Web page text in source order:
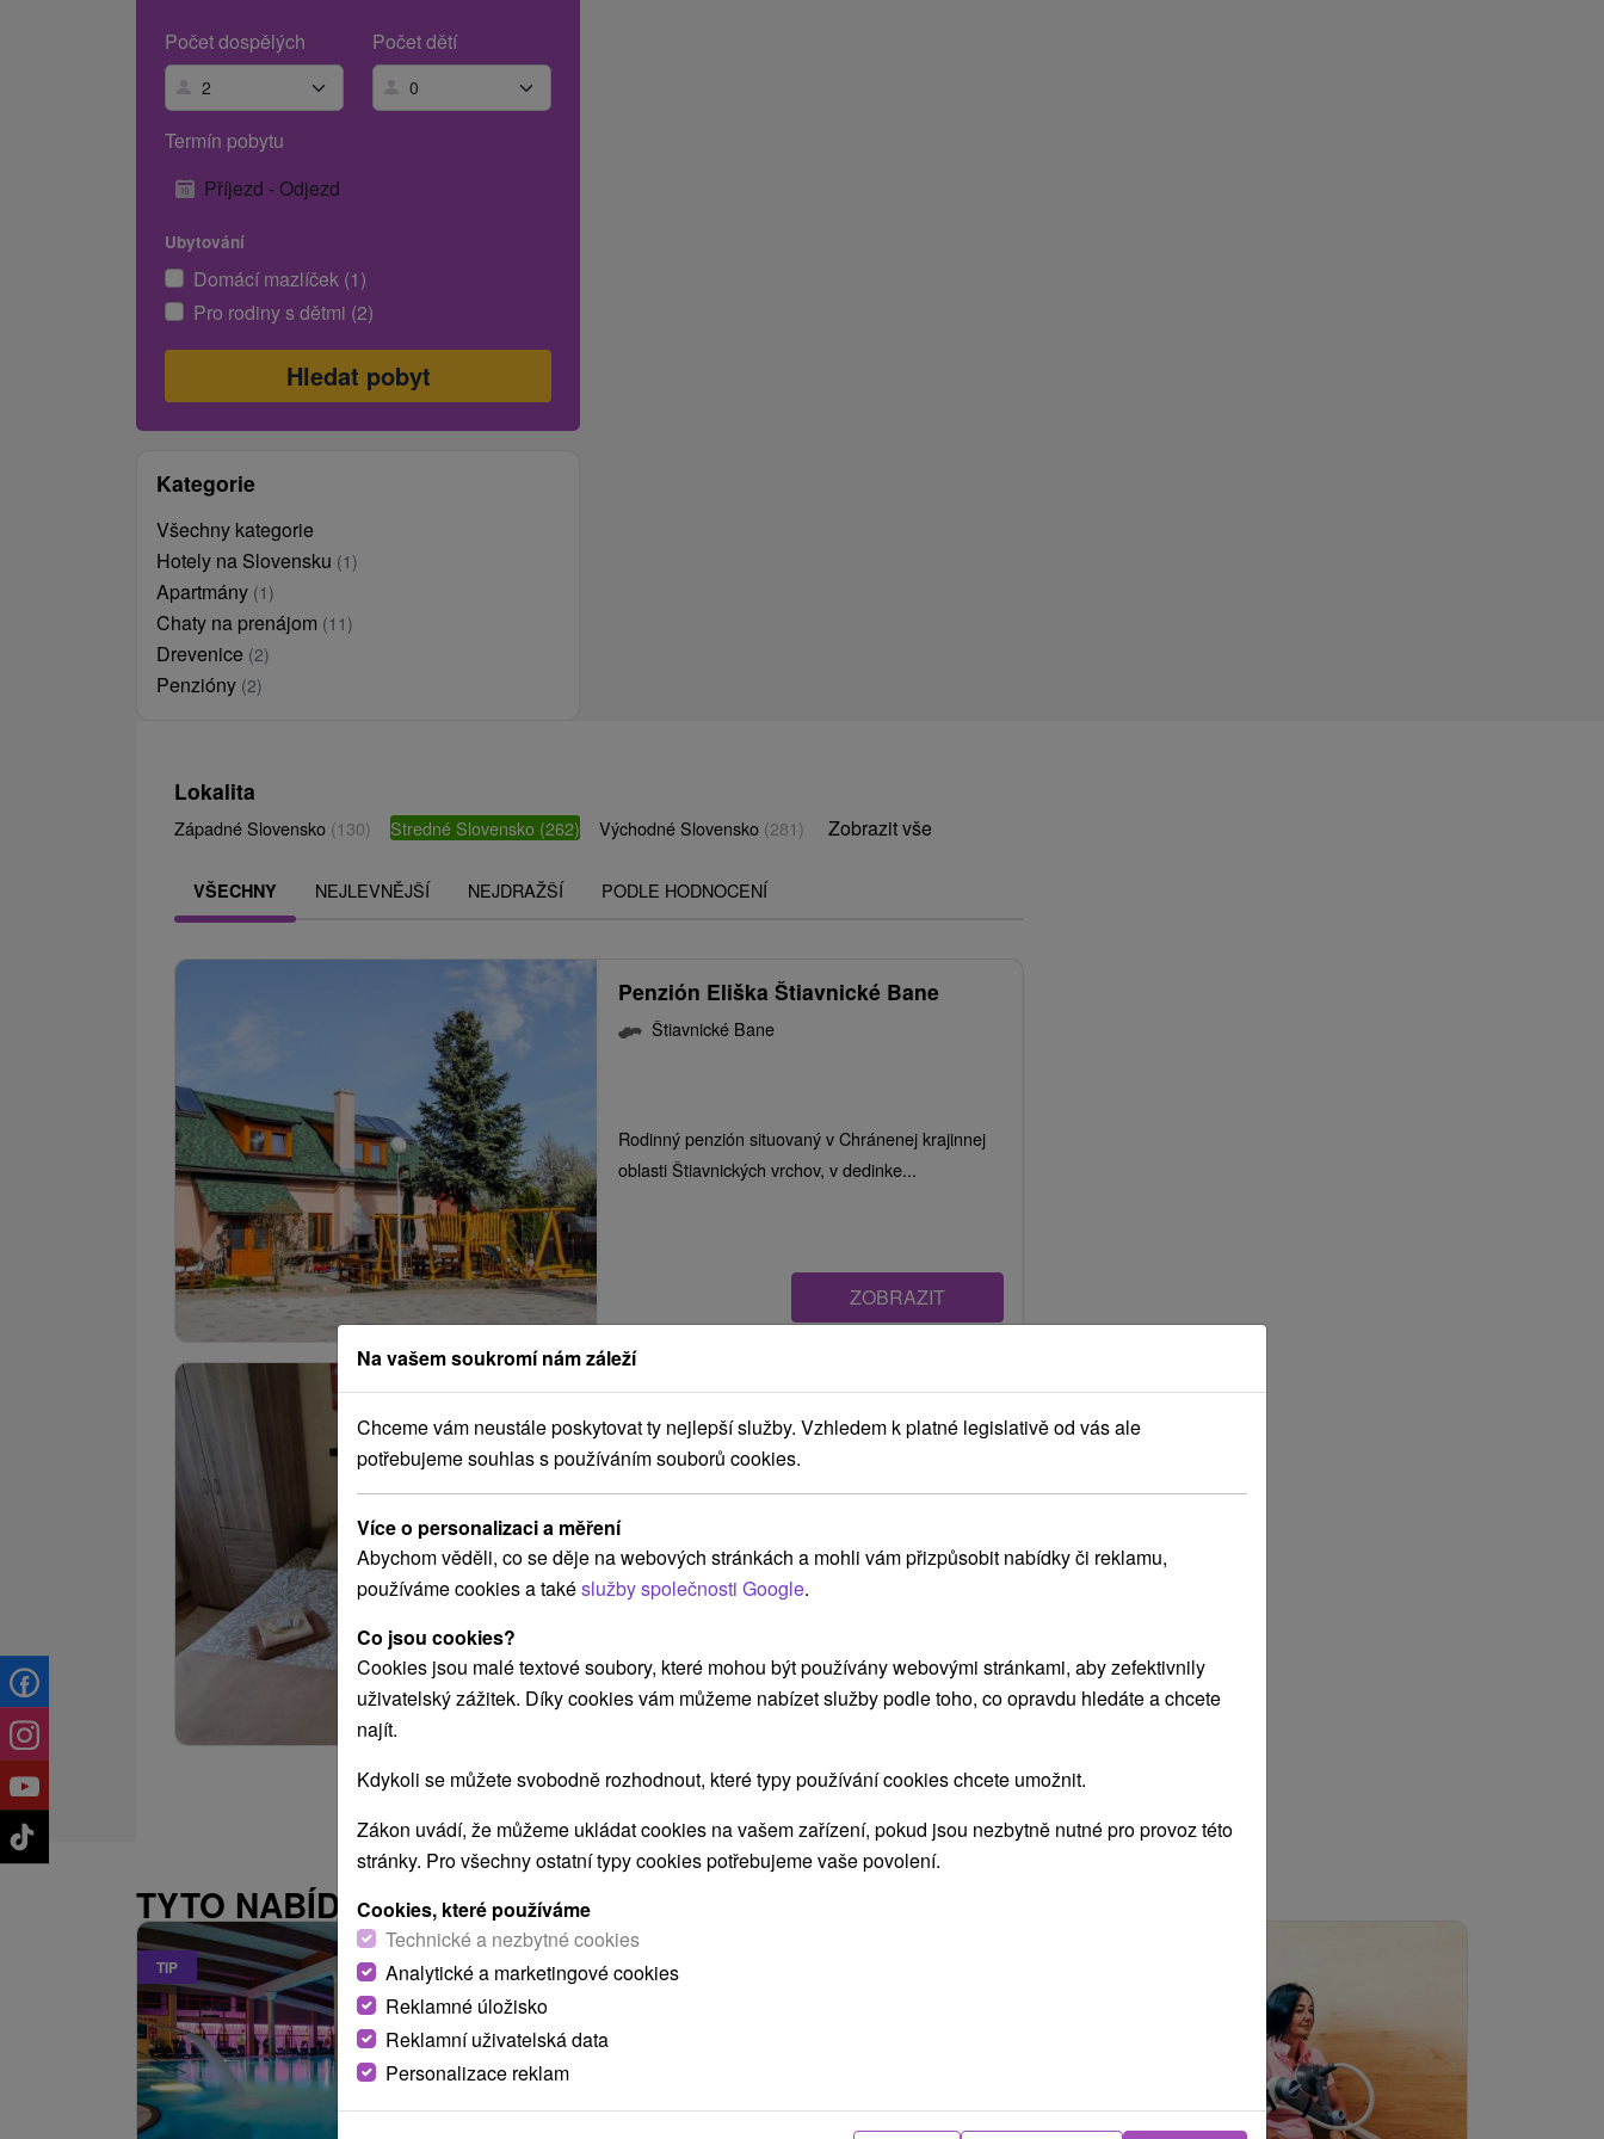
Počet dospělých
Počet dětí
Termín pobytu
Příjezd - Odjezd
Ubytování
Domácí mazlíček (1)
Pro rodiny s dětmi (2)
Kategorie
Všechny kategorie
Hotely na Slovensku (1)
Apartmány (1)
Chaty na prenájom (11)
Drevenice (2)
Penzióny (2)
Lokalita
Západné Slovensko (130) Stredné Slovensko (262) Východné Slovensko (281) Zobrazit vše
VŠECHNY NEJLEVNĚJŠÍ NEJDRAŽŠÍ PODLE HODNOCENÍ
Penzión Eliška Štiavnické Bane
Štiavnické Bane
Rodinný penzión situovaný v Chránenej krajinnej
oblasti Štiavnických vrchov, v dedinke...
ZOBRAZIT
Villa Paradajs Štiavnické Bane
Štiavnické Bane
Štýlová vila ležiaca priamo pri Richňavských
jazerách, v malebnej obci Štiavnické Bane,...
ZOBRAZIT
TYTO NABÍDKY BY VÁS MOHLY TAKÉ ZAJÍMAT
TIP
Na vašem soukromí nám záleží
Chceme vám neustále poskytovat ty nejlepší služby. Vzhledem k platné legislativě od vás ale
potřebujeme souhlas s používáním souborů cookies.
Více o personalizaci a měření
Abychom věděli, co se děje na webových stránkách a mohli vám přizpůsobit nabídky či reklamu,
používáme cookies a takéslužby společnosti Google.
Co jsou cookies?
Cookies jsou malé textové soubory, které mohou být používány webovými stránkami, aby zefektivnily
uživatelský zážitek. Díky cookies vám můžeme nabízet služby podle toho, co opravdu hledáte a chcete
najít.
Kdykoli se můžete svobodně rozhodnout, které typy používání cookies chcete umožnit.
Zákon uvádí, že můžeme ukládat cookies na vašem zařízení, pokud jsou nezbytně nutné pro provoz této
stránky. Pro všechny ostatní typy cookies potřebujeme vaše povolení.
Cookies, které používáme
Technické a nezbytné cookies
Analytické a marketingové cookies
Reklamné úložisko
Reklamní uživatelská data
Personalizace reklam